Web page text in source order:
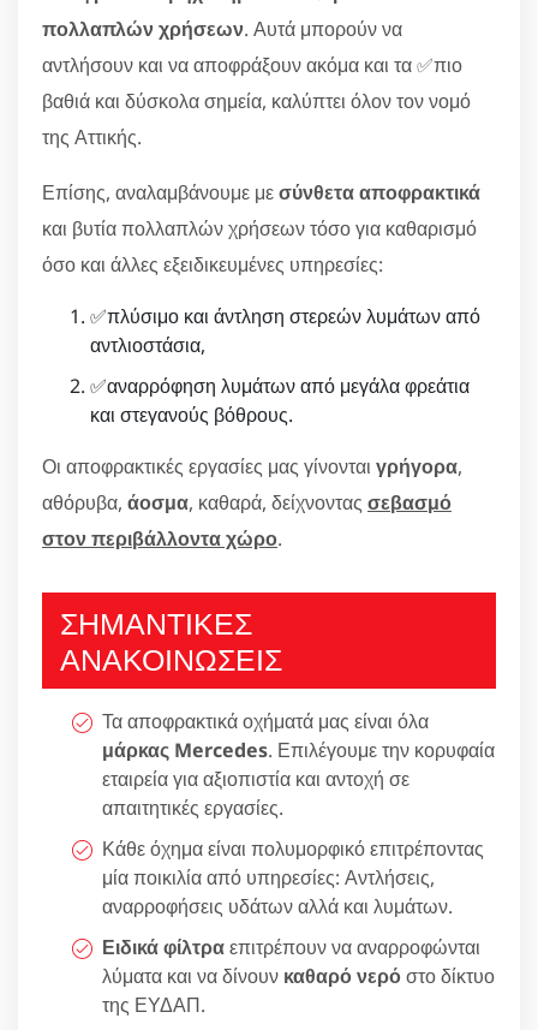
πολλαπλών χρήσεων. Αυτά μπορούν να
αντλήσουν και να αποφράξουν ακόμα και τα ✅πιο
βαθιά και δύσκολα σημεία, καλύπτει όλον τον νομό
της Αττικής.
Επίσης, αναλαμβάνουμε μεσύνθετα αποφρακτικά
και βυτία πολλαπλών χρήσεων τόσο για καθαρισμό
όσο και άλλες εξειδικευμένες υπηρεσίες:
✅πλύσιμο και άντληση στερεών λυμάτων από
αντλιοστάσια,
✅αναρρόφηση λυμάτων από μεγάλα φρεάτια
και στεγανούς βόθρους.
Οι αποφρακτικές εργασίες μας γίνονται γρήγορα,
αθόρυβα, άοσμα, καθαρά, δείχνοντας σεβασμό
στον περιβάλλοντα χώρο.
ΣΗΜΑΝΤΙΚΕΣ
ΑΝΑΚΟΙΝΩΣΕΙΣ
Τα αποφρακτικά οχήματά μας είναι όλα
μάρκας Mercedes. Επιλέγουμε την κορυφαία
εταιρεία για αξιοπιστία και αντοχή σε
απαιτητικές εργασίες.
Κάθε όχημα είναι πολυμορφικό επιτρέποντας
μία ποικιλία από υπηρεσίες: Αντλήσεις,
αναρροφήσεις υδάτων αλλά και λυμάτων.
Ειδικά φίλτραεπιτρέπουν να αναρροφώνται
λύματα και να δίνουν καθαρό νερόστο δίκτυο
της ΕΥΔΑΠ.